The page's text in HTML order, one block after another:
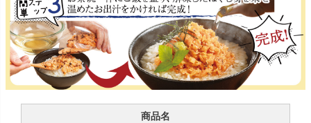
商品名